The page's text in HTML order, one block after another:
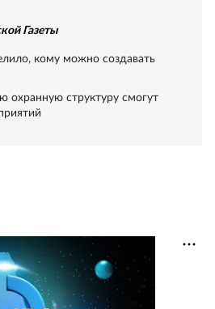
Газеты
кому можно создавать
охранную структуру смогут